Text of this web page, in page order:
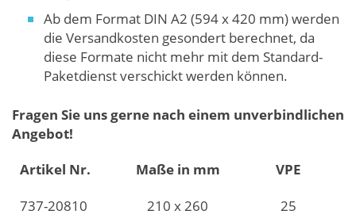
Ab dem Format DIN A2 (594 x 420 mm) werden
die Versandkosten gesondert berechnet, da
diese Formate nicht mehr mit dem Standard-
Paketdienst verschickt werden können.
Fragen Sie uns gerne nach einem unverbindlichen
Angebot!
Artikel Nr.
Maße in mm
VPE
737-20810
210 x 260
25